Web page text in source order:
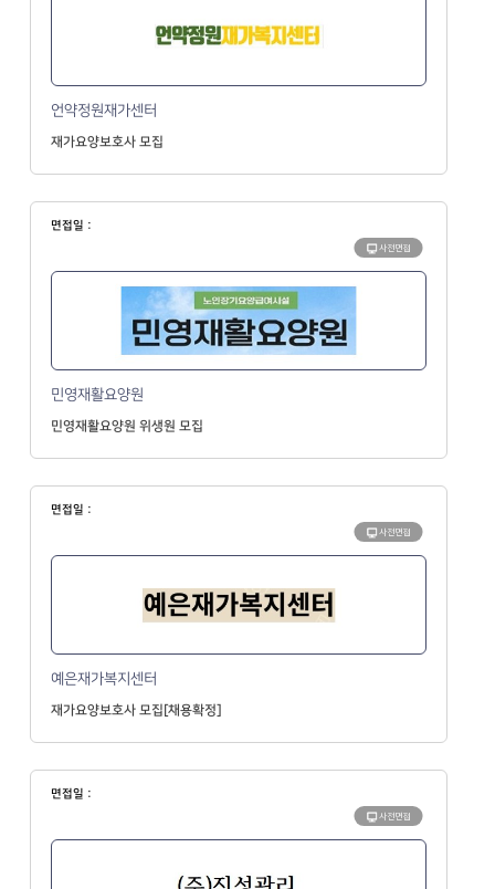
언약정원재가센터
재가요양보호사 모집
면접일 :
사전면접
민영재활요양원
민영재활요양원 위생원 모집
면접일 :
사전면접
예은재가복지센터
재가요양보호사 모집[채용확정]
면접일 :
사전면접